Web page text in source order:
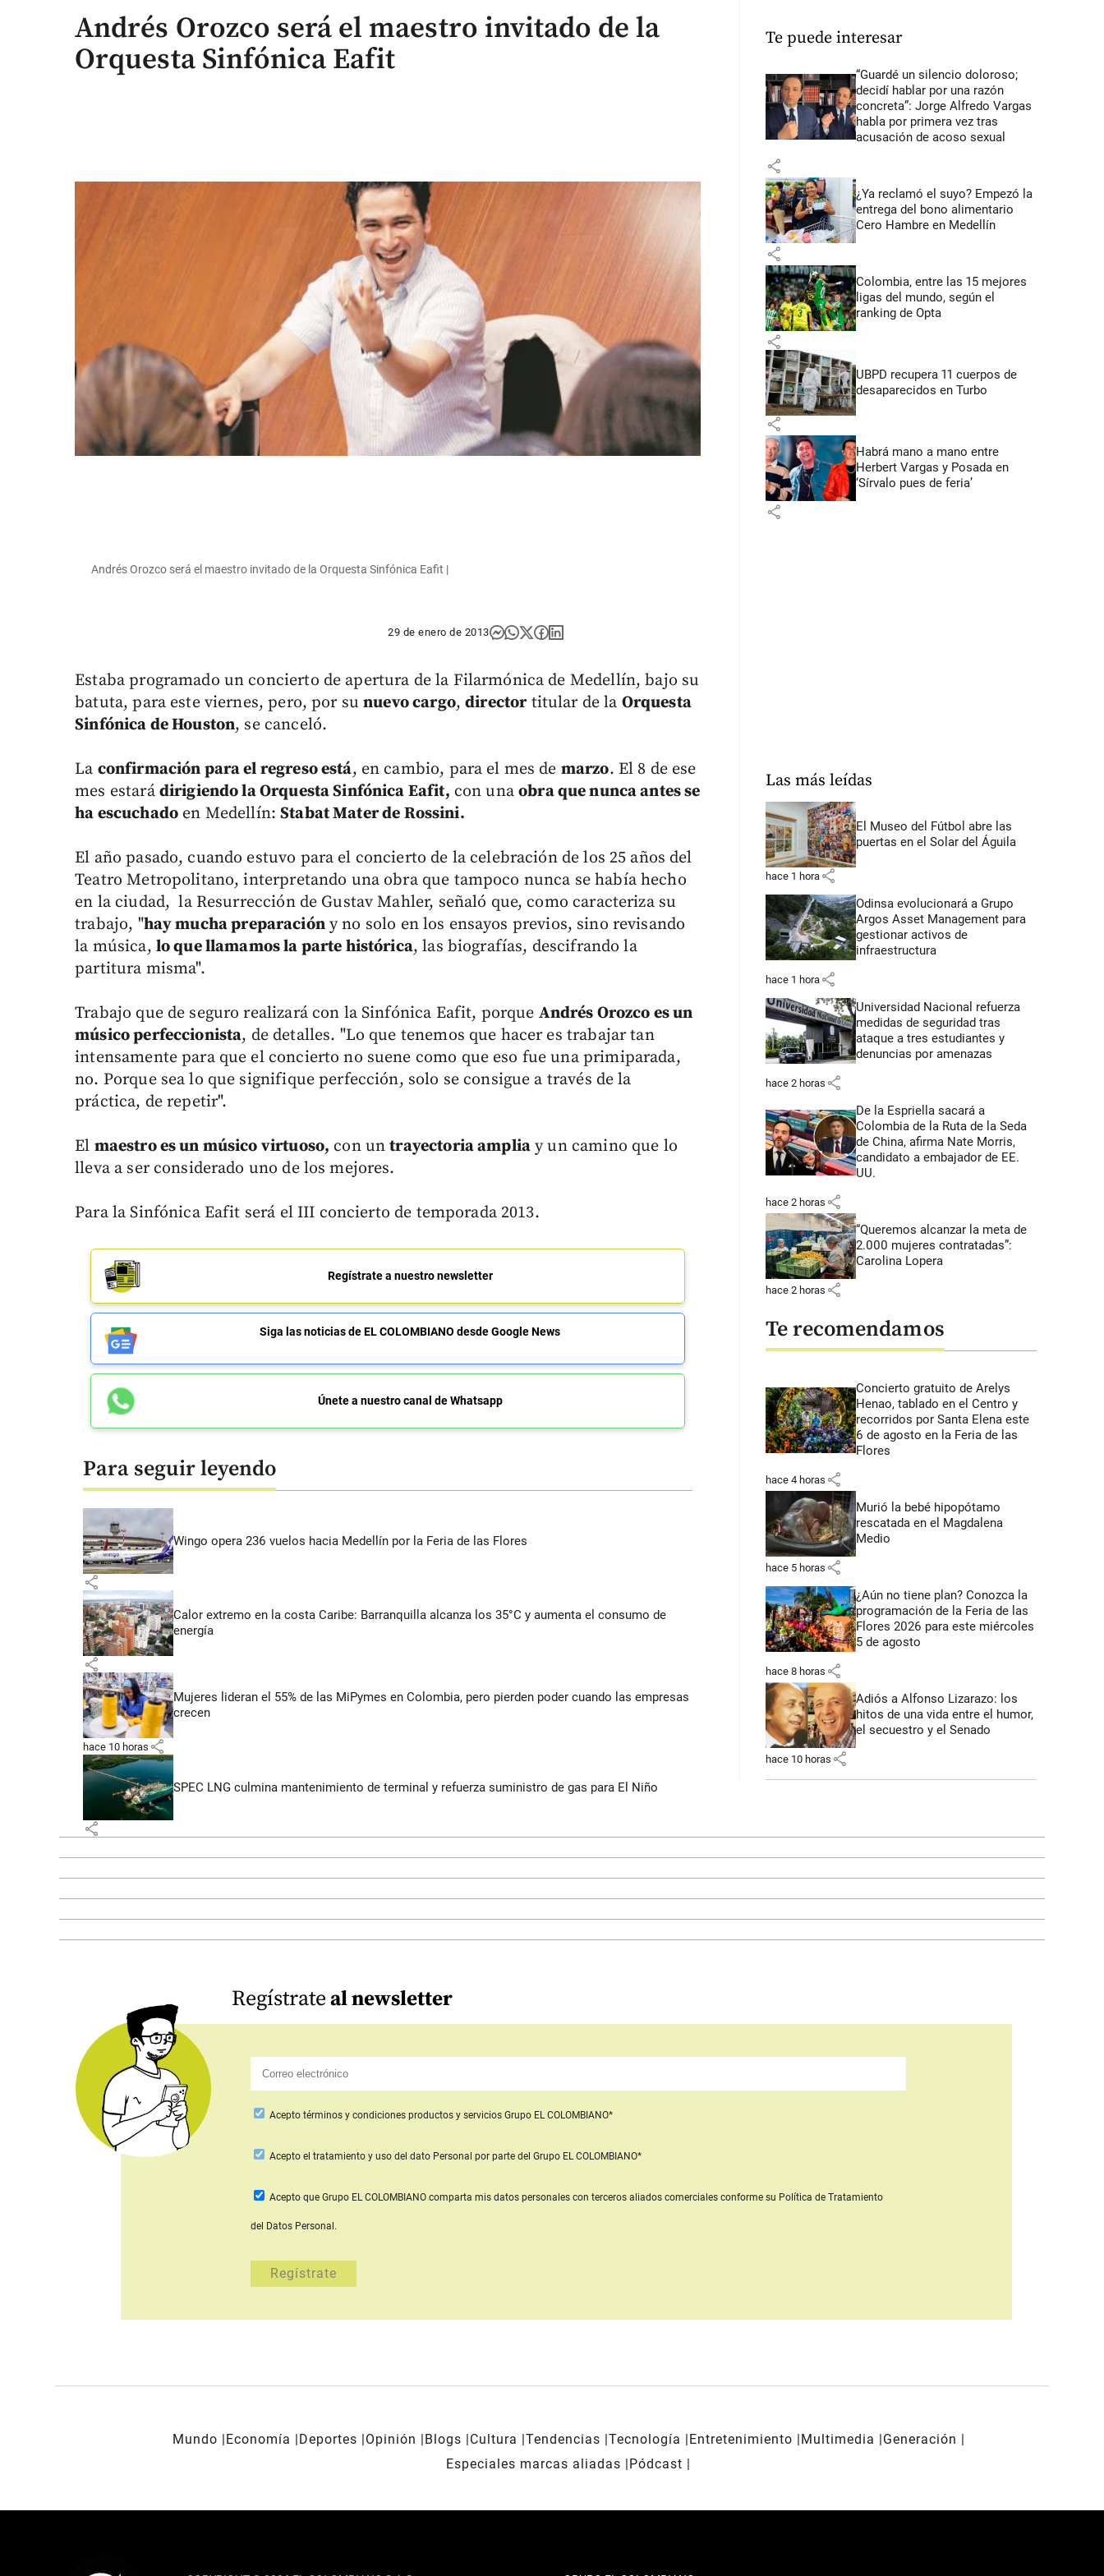
Andrés Orozco será el maestro invitado de la
Orquesta Sinfónica Eafit
Andrés Orozco será el maestro invitado de la Orquesta Sinfónica Eafit |
29 de enero de 2013
Estaba programado un concierto de apertura de la Filarmónica de Medellín, bajo su
batuta, para este viernes, pero, por sunuevo cargo,directortitular de la Orquesta
Sinfónica de Houston, se canceló.
La confirmación para el regreso está, en cambio, para el mes de marzo. El 8 de ese
mes estará dirigiendo la Orquesta Sinfónica Eafit, con unaobra que nunca antes se
ha escuchado en Medellín:Stabat Mater de Rossini.
El año pasado, cuando estuvo para el concierto de la celebración de los 25 años del
Teatro Metropolitano, interpretando una obra que tampoco nunca se había hecho
en la ciudad, la Resurrección de Gustav Mahler, señaló que, como caracteriza su
trabajo, "hay mucha preparacióny no solo en los ensayos previos, sino revisando
la música, lo que llamamos la parte histórica, las biografías, descifrando la
partitura misma".
Trabajo que de seguro realizará con la Sinfónica Eafit, porque Andrés Orozco es un
músico perfeccionista, de detalles. "Lo que tenemos que hacer es trabajar tan
intensamente para que el concierto no suene como que eso fue una primiparada,
no. Porque sea lo que signifique perfección, solo se consigue a través de la
práctica, de repetir".
El maestro es un músico virtuoso, con untrayectoria amplia y un camino que lo
lleva a ser considerado uno de los mejores.
Para la Sinfónica Eafit será el III concierto de temporada 2013.
Regístrate a nuestro newsletter
Siga las noticias de EL COLOMBIANO desde Google News
Únete a nuestro canal de Whatsapp
Para seguir leyendo
Wingo opera 236 vuelos hacia Medellín por la Feria de las Flores
share
Calor extremo en la costa Caribe: Barranquilla alcanza los 35°C y aumenta el consumo de
energía
share
Mujeres lideran el 55% de las MiPymes en Colombia, pero pierden poder cuando las empresas
crecen
hace 10 horas share
SPEC LNG culmina mantenimiento de terminal y refuerza suministro de gas para El Niño
share
Te puede interesar
“Guardé un silencio doloroso;
decidí hablar por una razón
concreta”: Jorge Alfredo Vargas
habla por primera vez tras
acusación de acoso sexual
share
¿Ya reclamó el suyo? Empezó la
entrega del bono alimentario
Cero Hambre en Medellín
share
Colombia, entre las 15 mejores
ligas del mundo, según el
ranking de Opta
share
UBPD recupera 11 cuerpos de
desaparecidos en Turbo
share
Habrá mano a mano entre
Herbert Vargas y Posada en
‘Sírvalo pues de feria’
share
Las más leídas
El Museo del Fútbol abre las
puertas en el Solar del Águila
hace 1 hora share
Odinsa evolucionará a Grupo
Argos Asset Management para
gestionar activos de
infraestructura
hace 1 hora share
Universidad Nacional refuerza
medidas de seguridad tras
ataque a tres estudiantes y
denuncias por amenazas
hace 2 horas share
De la Espriella sacará a
Colombia de la Ruta de la Seda
de China, afirma Nate Morris,
candidato a embajador de EE.
UU.
hace 2 horas share
“Queremos alcanzar la meta de
2.000 mujeres contratadas”:
Carolina Lopera
hace 2 horas share
Te recomendamos
Concierto gratuito de Arelys
Henao, tablado en el Centro y
recorridos por Santa Elena este
6 de agosto en la Feria de las
Flores
hace 4 horas share
Murió la bebé hipopótamo
rescatada en el Magdalena
Medio
hace 5 horas share
¿Aún no tiene plan? Conozca la
programación de la Feria de las
Flores 2026 para este miércoles
5 de agosto
hace 8 horas share
Adiós a Alfonso Lizarazo: los
hitos de una vida entre el humor,
el secuestro y el Senado
hace 10 horas share
Regístrateal newsletter
Acepto términos y condiciones productos y servicios Grupo EL COLOMBIANO*
Aceptoel tratamiento y uso del dato Personal por parte del Grupo EL COLOMBIANO*
Acepto que Grupo EL COLOMBIANO comparta mis datos personales con terceros aliados comercialesconforme su Política de Tratamiento
del Datos Personal.
Mundo Economía Deportes Opinión Blogs Cultura Tendencias Tecnología Entretenimiento Multimedia
Generación
Especiales marcas aliadas
Pódcast